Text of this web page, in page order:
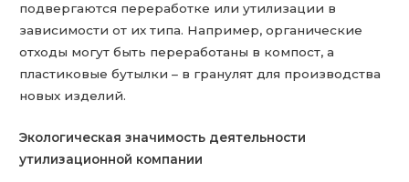
подвергаются переработке или утилизации в
зависимости от их типа. Например, органические
отходы могут быть переработаны в компост, а
пластиковые бутылки – в гранулят для производства
новых изделий.
Экологическая значимость деятельности
утилизационной компании